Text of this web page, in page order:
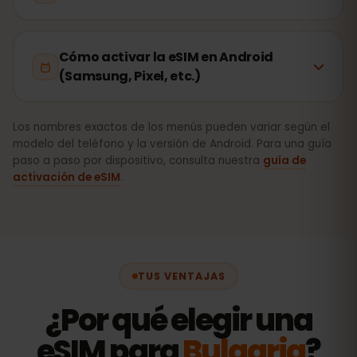
Cómo activar la eSIM en Android
(Samsung, Pixel, etc.)
Los nombres exactos de los menús pueden variar según el
modelo del teléfono y la versión de Android. Para una guía
paso a paso por dispositivo, consulta nuestra guía de
activación de eSIM.
TUS VENTAJAS
¿Por qué elegir una